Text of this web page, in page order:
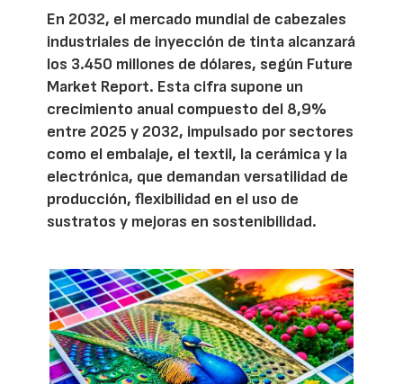
En 2032, el mercado mundial de cabezales
industriales de inyección de tinta alcanzará
los 3.450 millones de dólares, según Future
Market Report. Esta cifra supone un
crecimiento anual compuesto del 8,9%
entre 2025 y 2032, impulsado por sectores
como el embalaje, el textil, la cerámica y la
electrónica, que demandan versatilidad de
producción, flexibilidad en el uso de
sustratos y mejoras en sostenibilidad.